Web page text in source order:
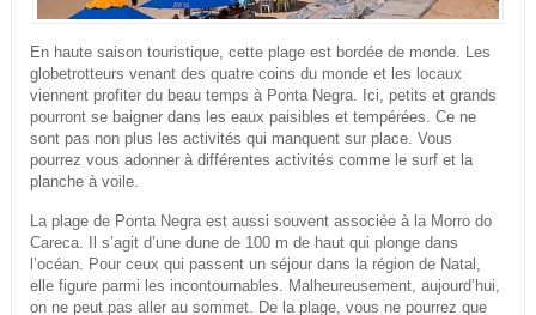
En haute saison touristique, cette plage est bordée de monde. Les
globetrotteurs venant des quatre coins du monde et les locaux
viennent profiter du beau temps à Ponta Negra. Ici, petits et grands
pourront se baigner dans les eaux paisibles et tempérées. Ce ne
sont pas non plus les activités qui manquent sur place. Vous
pourrez vous adonner à différentes activités comme le surf et la
planche à voile.
La plage de Ponta Negra est aussi souvent associée à la Morro do
Careca. Il s’agit d’une dune de 100 m de haut qui plonge dans
l’océan. Pour ceux qui passent un séjour dans la région de Natal,
elle figure parmi les incontournables. Malheureusement, aujourd’hui,
on ne peut pas aller au sommet. De la plage, vous ne pourrez que